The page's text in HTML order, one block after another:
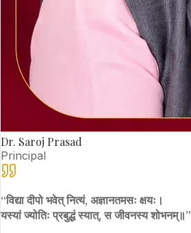
Dr. Saroj Prasad
Principal
“विद्या दीपो भवेत् नित्यं, अज्ञानतमसः क्षयः।
यस्यां ज्योतिः प्रबुद्धं स्यात्, स जीवनस्य शोभनम्॥”